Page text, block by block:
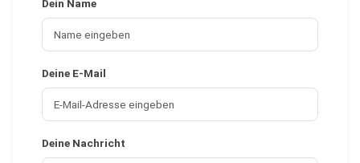
Dein Name
Deine E-Mail
Deine Nachricht